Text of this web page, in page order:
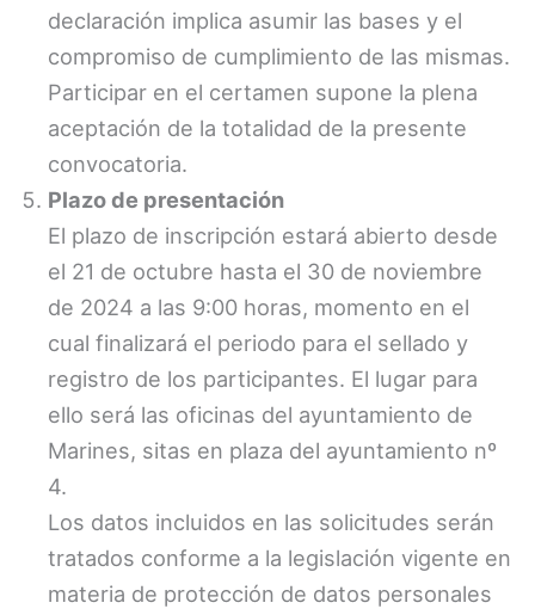
declaración implica asumir las bases y el
compromiso de cumplimiento de las mismas.
Participar en el certamen supone la plena
aceptación de la totalidad de la presente
convocatoria.
Plazo de presentación
El plazo de inscripción estará abierto desde
el 21 de octubre hasta el 30 de noviembre
de 2024 a las 9:00 horas, momento en el
cual finalizará el periodo para el sellado y
registro de los participantes. El lugar para
ello será las oficinas del ayuntamiento de
Marines, sitas en plaza del ayuntamiento nº
4.
Los datos incluidos en las solicitudes serán
tratados conforme a la legislación vigente en
materia de protección de datos personales